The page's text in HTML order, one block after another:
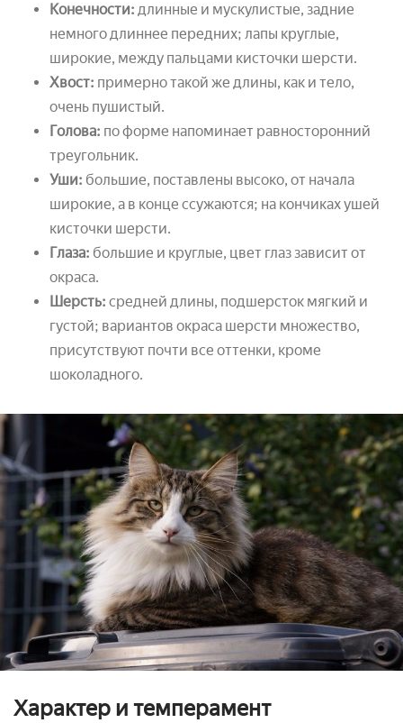
Конечности: длинные и мускулистые, задние
немного длиннее передних; лапы круглые,
широкие, между пальцами кисточки шерсти.
Хвост: примерно такой же длины, как и тело,
очень пушистый.
Голова: по форме напоминает равносторонний
треугольник.
Уши: большие, поставлены высоко, от начала
широкие, а в конце ссужаются; на кончиках ушей
кисточки шерсти.
Глаза: большие и круглые, цвет глаз зависит от
окраса.
Шерсть: средней длины, подшерсток мягкий и
густой; вариантов окраса шерсти множество,
присутствуют почти все оттенки, кроме
шоколадного.
Характер и темперамент